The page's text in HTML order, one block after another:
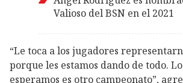
Valioso del BSN en el 2021
“Le toca a los jugadores
porque les estamos dando de todo.
esperamos es otro campeonato”,